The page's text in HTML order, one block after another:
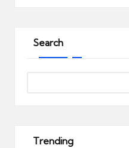
Search
Trending